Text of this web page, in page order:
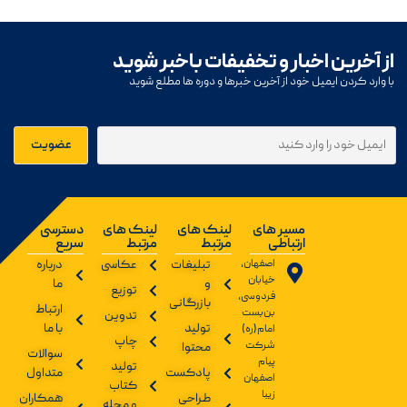
از آخرین اخبار و تخفیفات باخبر شوید
با وارد کردن ایمیل خود از آخرین خبرها و دوره ها مطلع شوید
مسیر های
ارتباطی
اصفهان،
خیابان
فردوسی،
بن‌بست
امام(ره)
شرکت
پیام
اصفهان
زیبا
لینک های
مرتبط
تبلیغات
و
بازرگانی
تولید
محتوا
پادکست
طراحی
لینک های
مرتبط
عکاسی
توزیع
تدوین
چاپ
تولید
کتاب
دسترسی
سریع
درباره
ما
ارتباط
با ما
سوالات
متداول
همکاران